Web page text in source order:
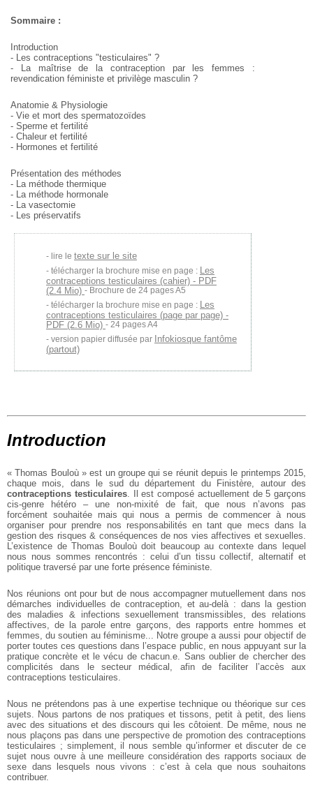
Sommaire :
Introduction
- Les contraceptions "testiculaires" ?
- La maîtrise de la contraception par les femmes :
revendication féministe et privilège masculin ?
Anatomie & Physiologie
- Vie et mort des spermatozoïdes
- Sperme et fertilité
- Chaleur et fertilité
- Hormones et fertilité
Présentation des méthodes
- La méthode thermique
- La méthode hormonale
- La vasectomie
- Les préservatifs
lire le texte sur le site
télécharger la brochure mise en page : Les
contraceptions testiculaires (cahier) - PDF
(2.4 Mio) - Brochure de 24 pages A5
télécharger la brochure mise en page : Les
contraceptions testiculaires (page par page) -
PDF (2.6 Mio) - 24 pages A4
version papier diffusée par Infokiosque fantôme
(partout)
Introduction
« Thomas Bouloù » est un groupe qui se réunit depuis le printemps 2015,
chaque mois, dans le sud du département du Finistère, autour des
contraceptions testiculaires. Il est composé actuellement de 5 garçons
cis-genre hétéro – une non-mixité de fait, que nous n’avons pas
forcément souhaitée mais qui nous a permis de commencer à nous
organiser pour prendre nos responsabilités en tant que mecs dans la
gestion des risques & conséquences de nos vies affectives et sexuelles.
L’existence de Thomas Bouloù doit beaucoup au contexte dans lequel
nous nous sommes rencontrés : celui d’un tissu collectif, alternatif et
politique traversé par une forte présence féministe.
Nos réunions ont pour but de nous accompagner mutuellement dans nos
démarches individuelles de contraception, et au-delà : dans la gestion
des maladies & infections sexuellement transmissibles, des relations
affectives, de la parole entre garçons, des rapports entre hommes et
femmes, du soutien au féminisme... Notre groupe a aussi pour objectif de
porter toutes ces questions dans l’espace public, en nous appuyant sur la
pratique concrète et le vécu de chacun.e. Sans oublier de chercher des
complicités dans le secteur médical, afin de faciliter l’accès aux
contraceptions testiculaires.
Nous ne prétendons pas à une expertise technique ou théorique sur ces
sujets. Nous partons de nos pratiques et tissons, petit à petit, des liens
avec des situations et des discours qui les côtoient. De même, nous ne
nous plaçons pas dans une perspective de promotion des contraceptions
testiculaires ; simplement, il nous semble qu’informer et discuter de ce
sujet nous ouvre à une meilleure considération des rapports sociaux de
sexe dans lesquels nous vivons : c’est à cela que nous souhaitons
contribuer.